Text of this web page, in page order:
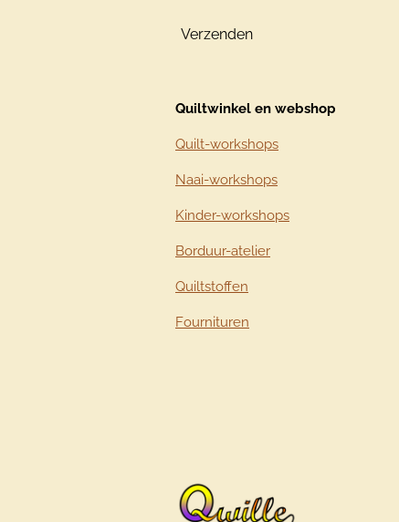
Verzenden
Quiltwinkel en webshop
Quilt-workshops
Naai-workshops
Kinder-workshops
Borduur-atelier
Quiltstoffen
Fournituren